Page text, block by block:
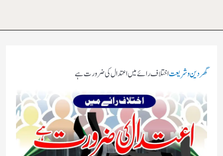
گھردین و شریعتاختلاف رائے میں اعتدال کی ضرورت ہے